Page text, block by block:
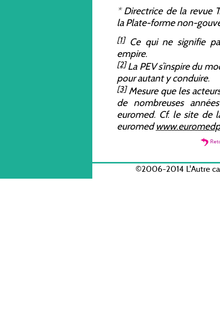
*Directrice de la revue
la Plate-forme non-
[1]Ce qui ne signifie
empire.
[2]La PEV s’inspire du
pour autant y conduire.
[3]Mesure que les
de nombreuses
euromed. Cf. le site de
euromed
©2006-2014 L'Autre